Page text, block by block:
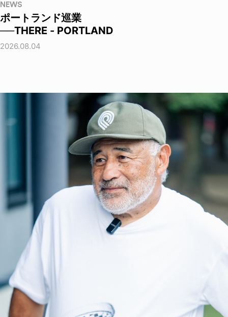
NEWS
ポートランド巡業
──THERE - PORTLAND
2026.08.04